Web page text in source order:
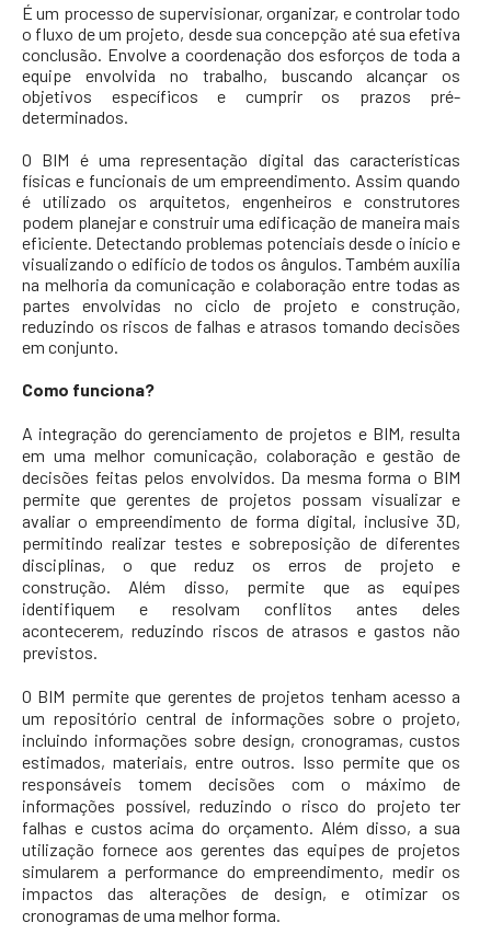
É um processo de supervisionar, organizar, e controlar todo
o fluxo de um projeto, desde sua concepção até sua efetiva
conclusão. Envolve a coordenação dos esforços de toda a
equipe envolvida no trabalho, buscando alcançar os
objetivos específicos e cumprir os prazos pré-
determinados.
O BIM é uma representação digital das características
físicas e funcionais de um empreendimento. Assim quando
é utilizado os arquitetos, engenheiros e construtores
podem planejar e construir uma edificação de maneira mais
eficiente. Detectando problemas potenciais desde o início e
visualizando o edifício de todos os ângulos. Também auxilia
na melhoria da comunicação e colaboração entre todas as
partes envolvidas no ciclo de projeto e construção,
reduzindo os riscos de falhas e atrasos tomando decisões
em conjunto.
Como funciona?
A integração do gerenciamento de projetos e BIM, resulta
em uma melhor comunicação, colaboração e gestão de
decisões feitas pelos envolvidos. Da mesma forma o BIM
permite que gerentes de projetos possam visualizar e
avaliar o empreendimento de forma digital, inclusive 3D,
permitindo realizar testes e sobreposição de diferentes
disciplinas, o que reduz os erros de projeto e
construção. Além disso, permite que as equipes
identifiquem e resolvam conflitos antes deles
acontecerem, reduzindo riscos de atrasos e gastos não
previstos.
O BIM permite que gerentes de projetos tenham acesso a
um repositório central de informações sobre o projeto,
incluindo informações sobre design, cronogramas, custos
estimados, materiais, entre outros. Isso permite que os
responsáveis tomem decisões com o máximo de
informações possível, reduzindo o risco do projeto ter
falhas e custos acima do orçamento. Além disso, a sua
utilização fornece aos gerentes das equipes de projetos
simularem a performance do empreendimento, medir os
impactos das alterações de design, e otimizar os
cronogramas de uma melhor forma.